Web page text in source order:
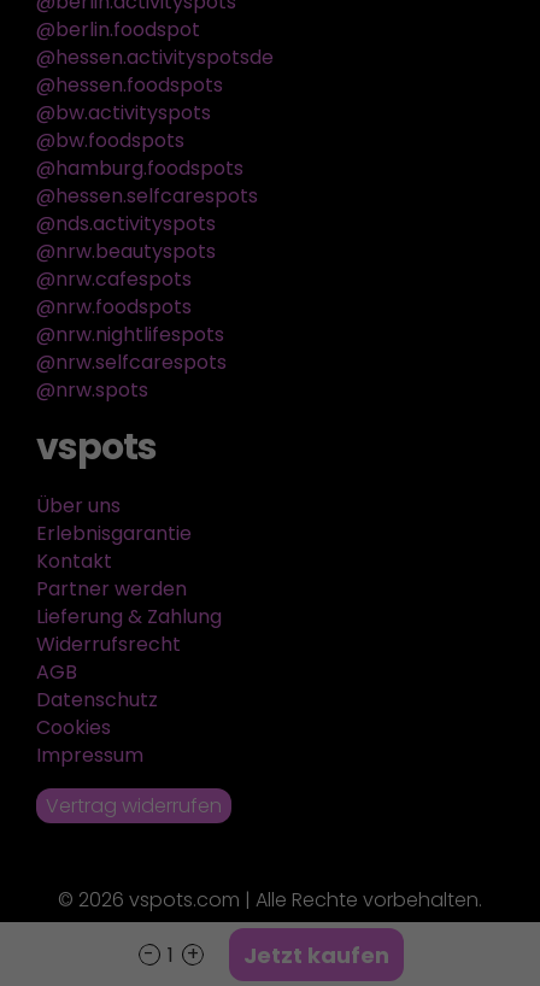
60
Jetzt kaufen
@berlin.foodspot
@hessen.activityspotsde
@hessen.foodspots
@bw.activityspots
@bw.foodspots
@hamburg.foodspots
@hessen.selfcarespots
@nds.activityspots
@nrw.beautyspots
@nrw.cafespots
@nrw.foodspots
@nrw.nightlifespots
@nrw.selfcarespots
@nrw.spots
vspots
Über uns
Erlebnisgarantie
Kontakt
Partner werden
Lieferung & Zahlung
Widerrufsrecht
AGB
Datenschutz
Cookies
Impressum
Vertrag widerrufen
© 2026 vspots.com | Alle Rechte vorbehalten.